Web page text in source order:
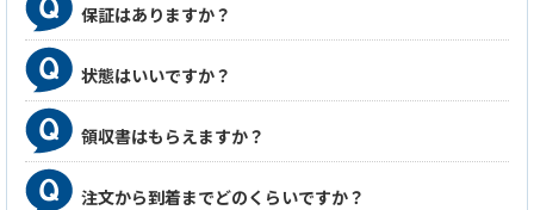
保証はありますか？
状態はいいですか？
領収書はもらえますか？
注文から到着までどのくらいですか？